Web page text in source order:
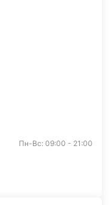
Пн-Вс: 09:00 - 21:00